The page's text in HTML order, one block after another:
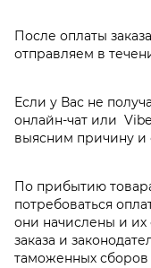
После оплаты
отправляем в
Если у Вас не
онлайн-чат или
выясним причину и
По прибытию
потребоваться
они начислены и
заказа и
таможенных сборов